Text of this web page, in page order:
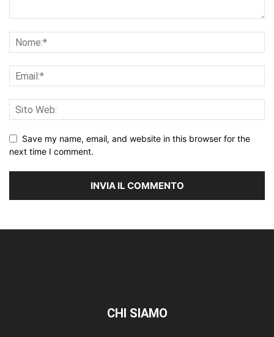
Save my name, email, and website in this browser for the
next time I comment.
CHI SIAMO